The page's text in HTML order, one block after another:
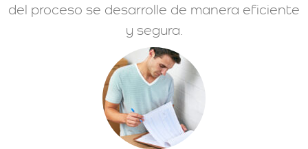
del proceso se desarrolle de manera eficiente
y segura.